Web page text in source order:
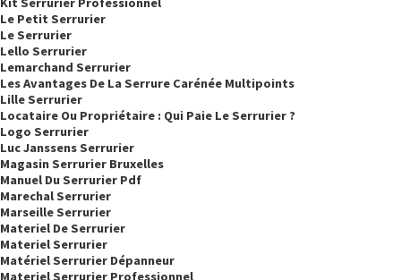
Le Petit Serrurier
Le Serrurier
Lello Serrurier
Lemarchand Serrurier
Les Avantages De La Serrure Carénée Multipoints
Lille Serrurier
Locataire Ou Propriétaire : Qui Paie Le Serrurier ?
Logo Serrurier
Luc Janssens Serrurier
Magasin Serrurier Bruxelles
Manuel Du Serrurier Pdf
Marechal Serrurier
Marseille Serrurier
Materiel De Serrurier
Materiel Serrurier
Matériel Serrurier Dépanneur
Materiel Serrurier Professionnel